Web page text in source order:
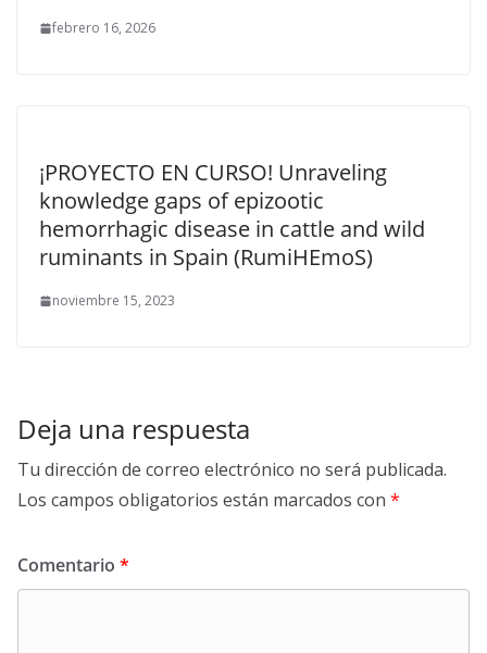
febrero 16, 2026
¡PROYECTO EN CURSO! Unraveling
knowledge gaps of epizootic
hemorrhagic disease in cattle and wild
ruminants in Spain (RumiHEmoS)
noviembre 15, 2023
Deja una respuesta
Tu dirección de correo electrónico no será publicada.
Los campos obligatorios están marcados con *
Comentario *